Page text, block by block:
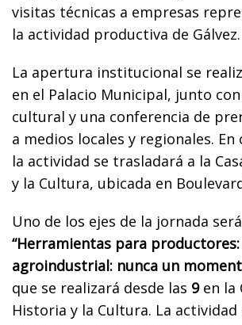
visitas técnicas a empresas
la actividad productiva de Gálvez.
La apertura institucional se
en el Palacio Municipal, junto
cultural y una conferencia de
a medios locales y regionales. En
la actividad se trasladará a la
y la Cultura, ubicada en
Uno de los ejes de la jornada
“Herramientas para
agroindustrial: nunca un
que se realizará desde las 9en la
Historia y la Cultura. La actividad